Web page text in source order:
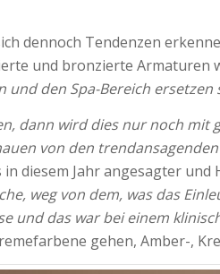
dennoch Tendenzen
und bronzierte Armaturen
den Spa-Bereich ersetzen
dann wird dies nur noch
von den
diesem Jahr angesagter
weg von dem, was das
und das war bei einem
gehen, Amber-,